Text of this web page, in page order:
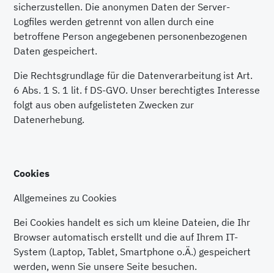
sicherzustellen. Die anonymen Daten der Server-
Logfiles werden getrennt von allen durch eine
betroffene Person angegebenen personenbezogenen
Daten gespeichert.
Die Rechtsgrundlage für die Datenverarbeitung ist Art.
6 Abs. 1 S. 1 lit. f DS-GVO. Unser berechtigtes Interesse
folgt aus oben aufgelisteten Zwecken zur
Datenerhebung.
Cookies
Allgemeines zu Cookies
Bei Cookies handelt es sich um kleine Dateien, die Ihr
Browser automatisch erstellt und die auf Ihrem IT-
System (Laptop, Tablet, Smartphone o.Ä.) gespeichert
werden, wenn Sie unsere Seite besuchen.